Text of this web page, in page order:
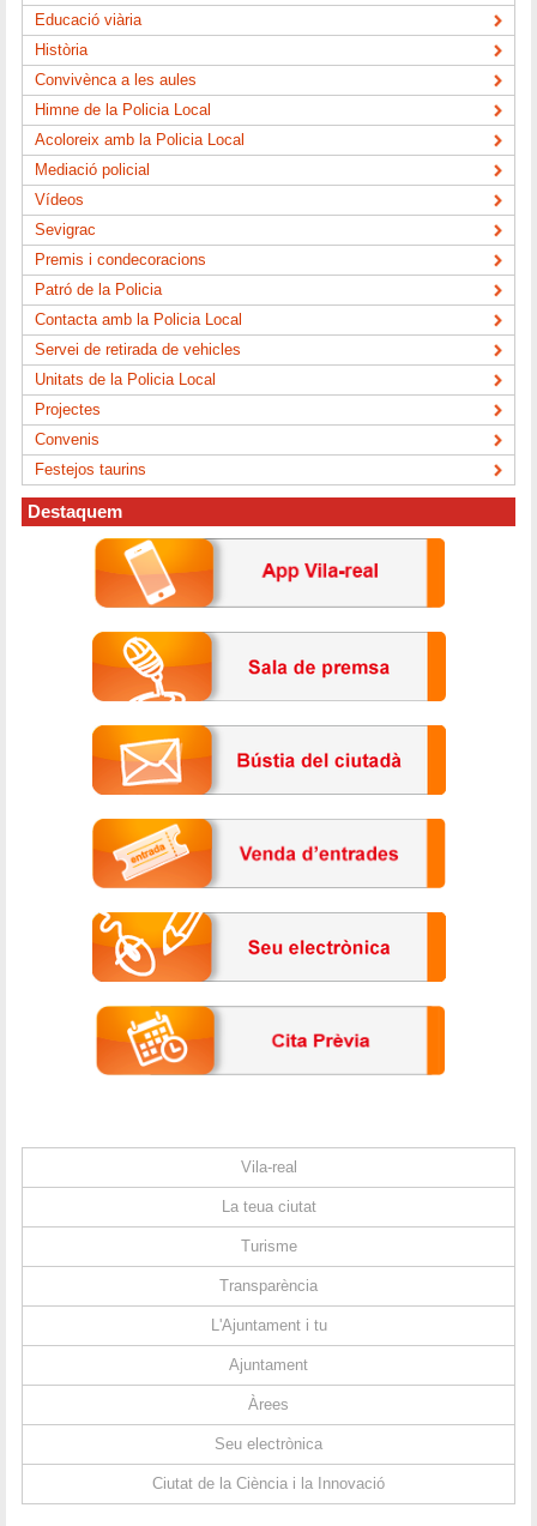
Educació viària
Història
Convivènca a les aules
Himne de la Policia Local
Acoloreix amb la Policia Local
Mediació policial
Vídeos
Sevigrac
Premis i condecoracions
Patró de la Policia
Contacta amb la Policia Local
Servei de retirada de vehicles
Unitats de la Policia Local
Projectes
Convenis
Festejos taurins
Destaquem
Vila-real
La teua ciutat
Turisme
Transparència
L'Ajuntament i tu
Ajuntament
Àrees
Seu electrònica
Ciutat de la Ciència i la Innovació